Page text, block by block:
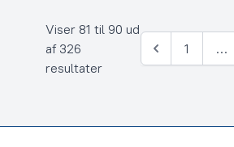
Viser 81 til 90 ud
af 326
resultater
Forrige
1 …